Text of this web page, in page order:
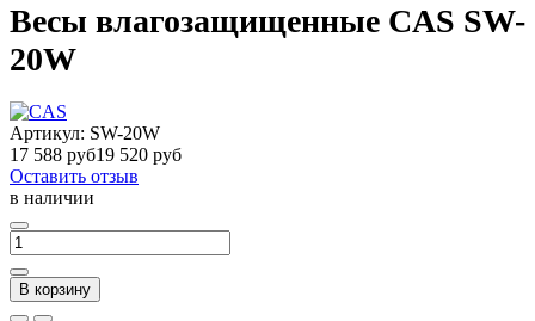
Весы влагозащищенные CAS SW-
20W
Артикул: SW-20W
17 588 руб19 520 руб
Оставить отзыв
в наличии
В корзину